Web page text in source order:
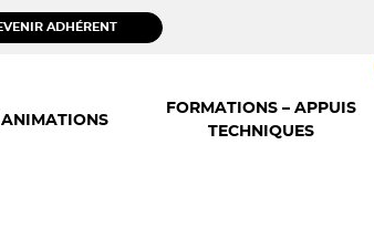
ADHÉRENT
ANIMATIONS
FORMATIONS – APPUIS
TECHNIQUES